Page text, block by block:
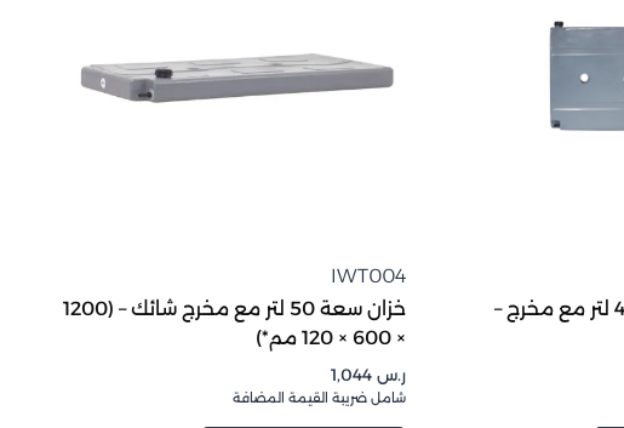
خزان مياه عمودي 40 لتر مع مخرج –
IWT004
خزان سعة 50 لتر مع مخرج شائك – (1200
× 600 × 120 مم*)
ر.س1,044
شامل ضريبة القيمة المضافة